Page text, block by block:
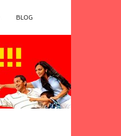
BLOG